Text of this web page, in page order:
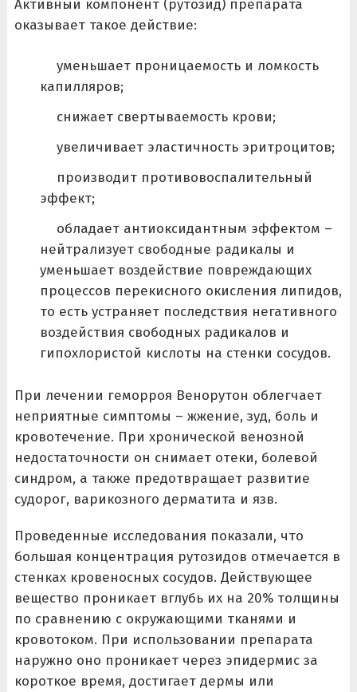
Активный компонент (рутозид) препарата
оказывает такое действие:
уменьшает проницаемость и ломкость
капилляров;
снижает свертываемость крови;
увеличивает эластичность эритроцитов;
производит противовоспалительный
эффект;
обладает антиоксидантным эффектом –
нейтрализует свободные радикалы и
уменьшает воздействие повреждающих
процессов перекисного окисления липидов,
то есть устраняет последствия негативного
воздействия свободных радикалов и
гипохлористой кислоты на стенки сосудов.
При лечении геморроя Венорутон облегчает
неприятные симптомы – жжение, зуд, боль и
кровотечение. При хронической венозной
недостаточности он снимает отеки, болевой
синдром, а также предотвращает развитие
судорог, варикозного дерматита и язв.
Проведенные исследования показали, что
большая концентрация рутозидов отмечается в
стенках кровеносных сосудов. Действующее
вещество проникает вглубь их на 20% толщины
по сравнению с окружающими тканями и
кровотоком. При использовании препарата
наружно оно проникает через эпидермис за
короткое время, достигает дермы или